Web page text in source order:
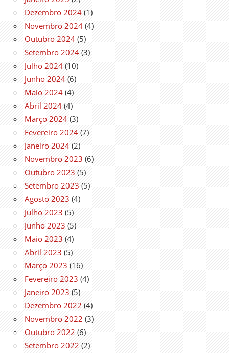
Dezembro 2024 (1)
Novembro 2024 (4)
Outubro 2024 (5)
Setembro 2024 (3)
Julho 2024 (10)
Junho 2024 (6)
Maio 2024 (4)
Abril 2024 (4)
Março 2024 (3)
Fevereiro 2024 (7)
Janeiro 2024 (2)
Novembro 2023 (6)
Outubro 2023 (5)
Setembro 2023 (5)
Agosto 2023 (4)
Julho 2023 (5)
Junho 2023 (5)
Maio 2023 (4)
Abril 2023 (5)
Março 2023 (16)
Fevereiro 2023 (4)
Janeiro 2023 (5)
Dezembro 2022 (4)
Novembro 2022 (3)
Outubro 2022 (6)
Setembro 2022 (2)